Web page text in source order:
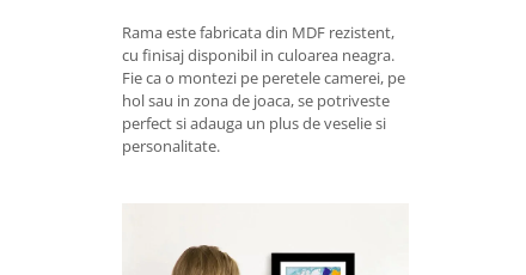
Rama este fabricata din MDF rezistent,
cu finisaj disponibil in culoarea neagra.
Fie ca o montezi pe peretele camerei, pe
hol sau in zona de joaca, se potriveste
perfect si adauga un plus de veselie si
personalitate.